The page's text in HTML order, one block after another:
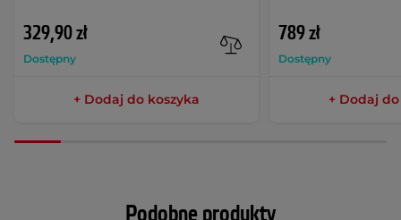
329,90 zł
Dostępny
+ Dodaj do koszyka
789 zł
Dostępny
+ Dodaj